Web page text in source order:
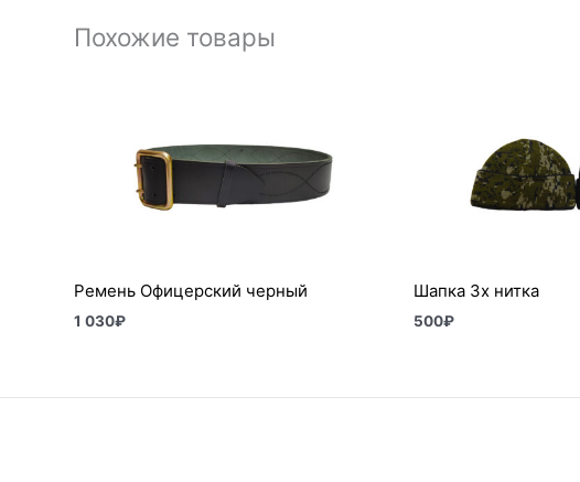
Похожие товары
Ремень Офицерский черный
1 030₽
Шапка 3х нитка
500₽